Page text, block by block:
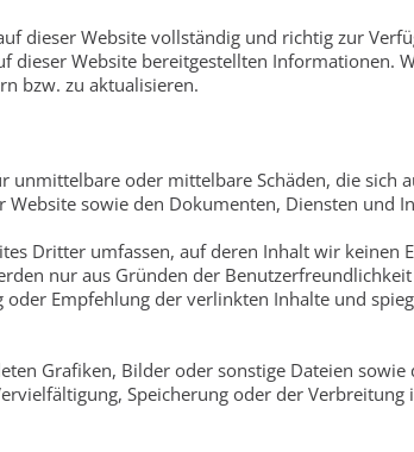
dieser Website vollständig und richtig zur
dieser Website bereitgestellten Informationen.
bzw. zu aktualisieren.
oder mittelbare Schäden, die sich
Website sowie den Dokumenten, Diensten und
Dritter umfassen, auf deren Inhalt wir
nur aus Gründen der
Empfehlung der verlinkten Inhalte und
Grafiken, Bilder oder sonstige Dateien
Speicherung oder der